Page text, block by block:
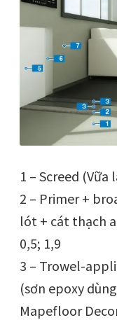
1 – Screed
2 – Primer +
lót + cát thạch
0,5; 1,9
3 – Trowel-
(sơn epoxy
Mapefloor